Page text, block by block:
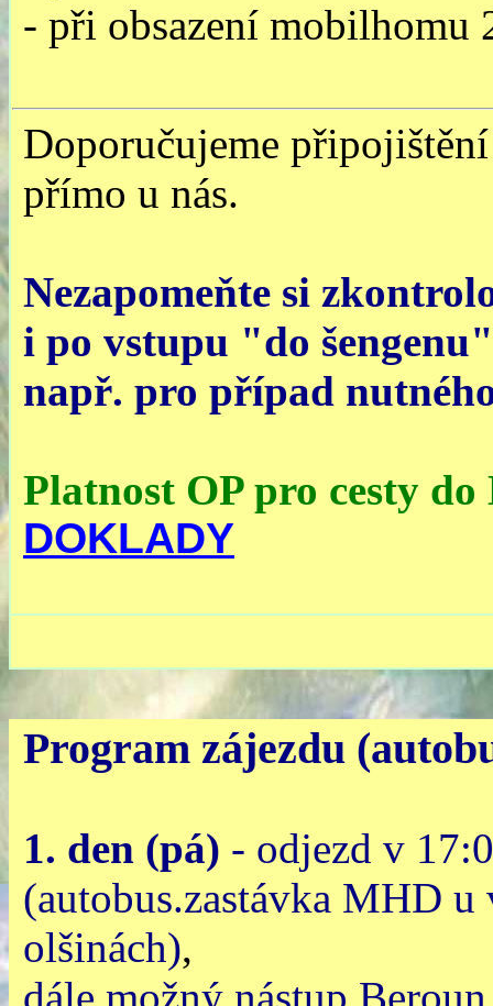
- při obsazení mobilhomu
Doporučujeme
přímo u nás.
Nezapomeňte si
i po vstupu "do
např. pro případ
Platnost OP pro cesty
DOKLADY
Program zájezdu
1. den (pá) - odjezd v
(autobus.zastávka MHD
olšinách),